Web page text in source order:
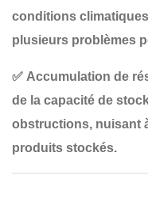
conditions climatiques
plusieurs problèmes
✅ Accumulation de
de la capacité de
obstructions, nuisant
produits stockés.